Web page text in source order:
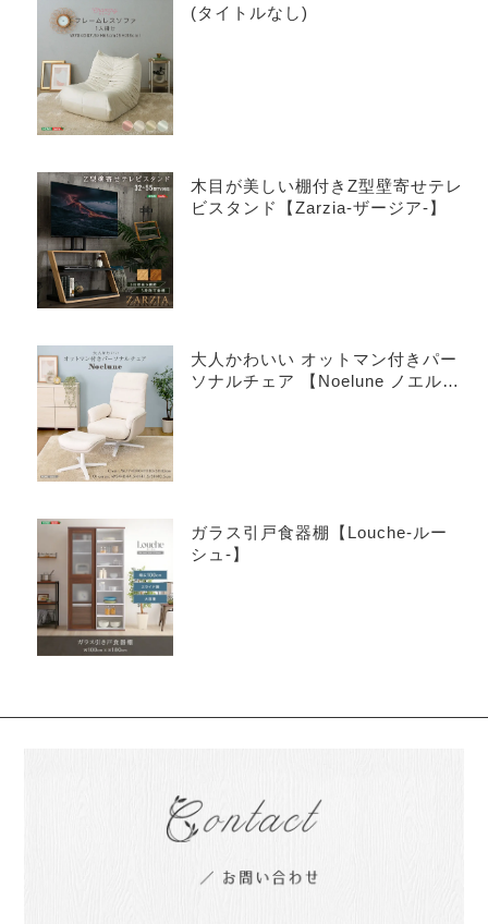
(タイトルなし)
木目が美しい棚付きZ型壁寄せテレ
ビスタンド【Zarzia-ザージア-】
大人かわいい オットマン付きパー
ソナルチェア 【Noelune ノエル
ガラス引戸食器棚【Louche-ルー
シュ-】